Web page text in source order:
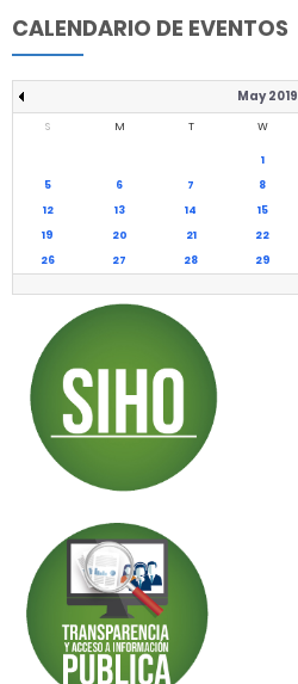
CALENDARIO DE EVENTOS
May 2019
S M T W
1
5
6 7 8
12
13 14 15
19
20 21 22
26
27 28 29